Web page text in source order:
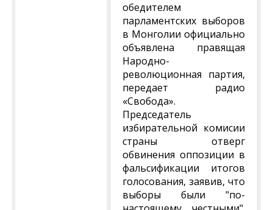
обедителем
парламентских выборов
в Монголии официально
объявлена правящая
Народно-
революционная партия,
передает радио
«Свобода».
Председатель
избирательной комисии
страны отверг
обвинения оппозиции в
фальсификации итогов
голосования, заявив, что
выборы были "по-